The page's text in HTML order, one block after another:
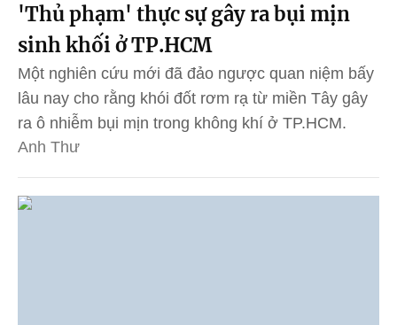
'Thủ phạm' thực sự gây ra bụi mịn
sinh khối ở TP.HCM
Một nghiên cứu mới đã đảo ngược quan niệm bấy
lâu nay cho rằng khói đốt rơm rạ từ miền Tây gây
ra ô nhiễm bụi mịn trong không khí ở TP.HCM.
Anh Thư